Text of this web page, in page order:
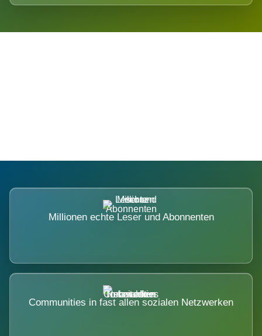
Millionen echte Leser und Abonnenten
Communities in fast allen sozialen Netzwerken